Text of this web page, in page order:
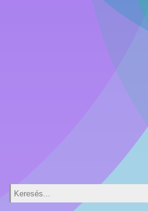
Keresés